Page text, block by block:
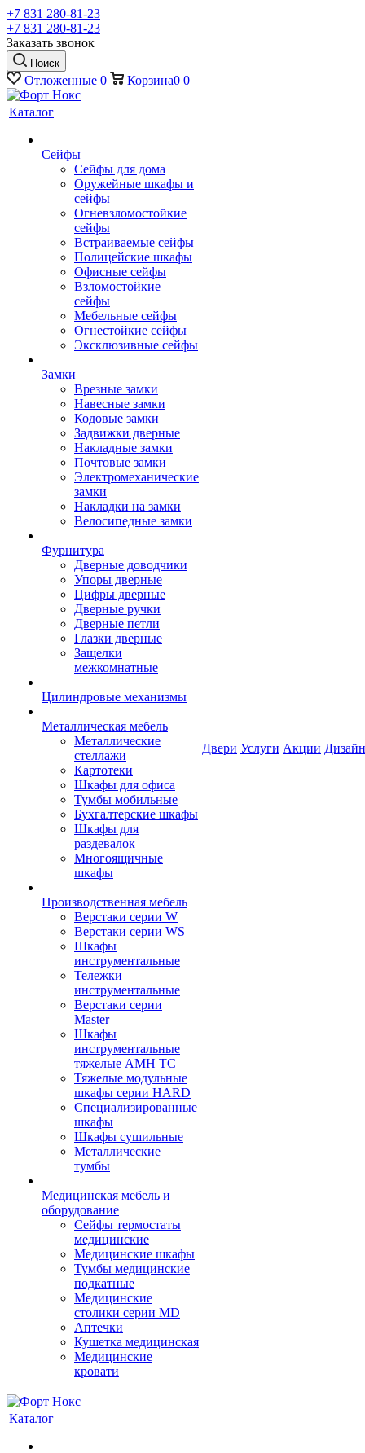
+7 831 280-81-23
+7 831 280-81-23
Заказать звонок
Поиск
Отложенные 0 Корзина0 0
Каталог
Сейфы
Сейфы для дома
Оружейные шкафы и
сейфы
Огневзломостойкие
сейфы
Встраиваемые сейфы
Полицейские шкафы
Офисные сейфы
Взломостойкие
сейфы
Мебельные сейфы
Огнестойкие сейфы
Эксклюзивные сейфы
Замки
Врезные замки
Навесные замки
Кодовые замки
Задвижки дверные
Накладные замки
Почтовые замки
Электромеханические
замки
Накладки на замки
Велосипедные замки
Фурнитура
Дверные доводчики
Упоры дверные
Цифры дверные
Дверные ручки
Дверные петли
Глазки дверные
Защелки
межкомнатные
Цилиндровые механизмы
Металлическая мебель
Металлические
стеллажи
Картотеки
Шкафы для офиса
Тумбы мобильные
Бухгалтерские шкафы
Шкафы для
раздевалок
Многоящичные
шкафы
Производственная мебель
Верстаки серии W
Верстаки серии WS
Шкафы
инструментальные
Тележки
инструментальные
Верстаки серии
Master
Шкафы
инструментальные
тяжелые AMH TC
Тяжелые модульные
шкафы серии HARD
Cпециализированные
шкафы
Шкафы сушильные
Металлические
тумбы
Медицинская мебель и
оборудование
Сейфы термостаты
медицинские
Медицинские шкафы
Тумбы медицинские
подкатные
Медицинские
столики серии MD
Аптечки
Кушетка медицинская
Медицинские
кровати
Двери Услуги Акции
Каталог